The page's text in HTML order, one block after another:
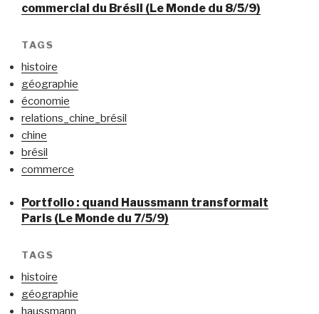
commercial du Brésil (Le Monde du 8/5/9)
TAGS
histoire
géographie
économie
relations_chine_brésil
chine
brésil
commerce
Portfolio : quand Haussmann transformait
Paris (Le Monde du 7/5/9)
TAGS
histoire
géographie
haussmann